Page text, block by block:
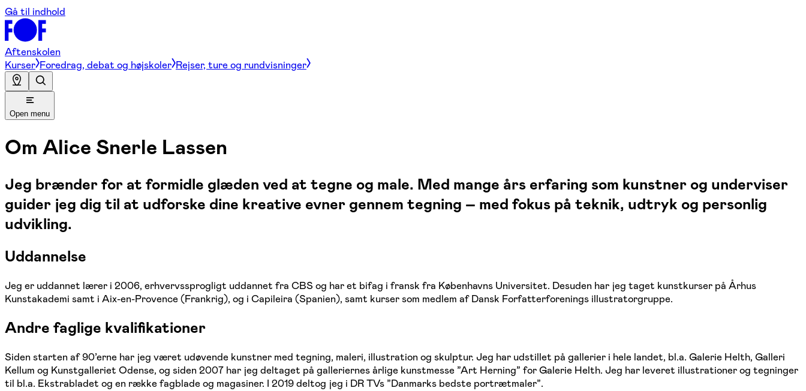
Gå til indhold
Aftenskolen
Kurser Foredrag, debat og højskoler Rejser, ture og rundvisninger
Open menu
Om Alice Snerle Lassen
Jeg brænder for at formidle glæden ved at tegne og male. Med mange års erfaring som kunstner og underviser
guider jeg dig til at udforske dine kreative evner gennem tegning – med fokus på teknik, udtryk og personlig
udvikling.
Uddannelse
Jeg er uddannet lærer i 2006, erhvervssprogligt uddannet fra CBS og har et bifag i fransk fra Københavns Universitet. Desuden har jeg taget kunstkurser på Århus
Kunstakademi samt i Aix-en-Provence (Frankrig), og i Capileira (Spanien), samt kurser som medlem af Dansk Forfatterforenings illustratorgruppe.
Andre faglige kvalifikationer
Siden starten af 90’erne har jeg været udøvende kunstner med tegning, maleri, illustration og skulptur. Jeg har udstillet på gallerier i hele landet, bl.a. Galerie Helth, Galleri
Kellum og Kunstgalleriet Odense, og siden 2007 har jeg deltaget på galleriernes årlige kunstmesse ”Art Herning” for Galerie Helth. Jeg har leveret illustrationer og tegninger
til bl.a. Ekstrabladet og en række fagblade og magasiner. I 2019 deltog jeg i DR TVs ”Danmarks bedste portrætmaler”.